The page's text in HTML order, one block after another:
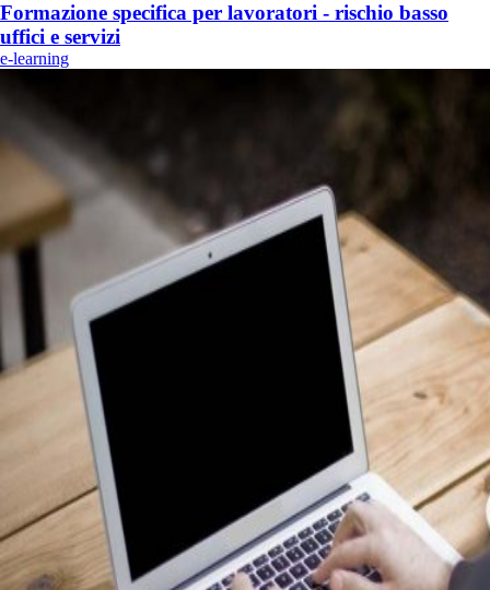
Formazione specifica per lavoratori - rischio basso
uffici e servizi
e-learning